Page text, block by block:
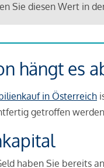
Sie diesen Wert in
hängt es
in Österreich
getroffen
haben Sie bereits